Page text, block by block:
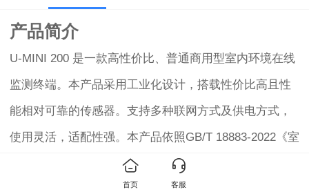
产品简介
U-MINI 200 是一款高性价比、普通商用型室内环境在线
监测终端。本产品采用工业化设计，搭载性价比高且性
能相对可靠的传感器。支持多种联网方式及供电方式，
使用灵活，适配性强。本产品依照GB/T 18883-2022《室
内空气质量标准》与绿建标准，为室内环境治理提供靶
首页 客服